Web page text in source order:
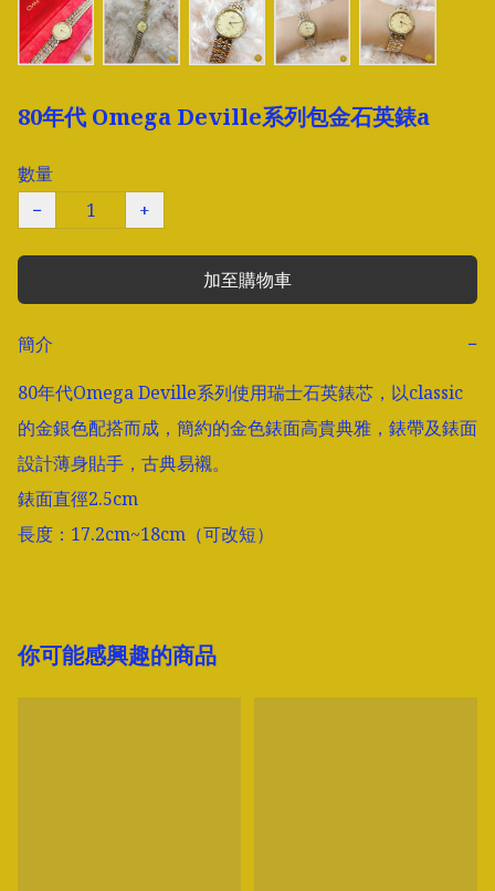
80年代 Omega Deville系列包金石英錶a
數量
−
+
加至購物車
簡介
−
80年代Omega Deville系列使用瑞士石英錶芯，以classic
的金銀色配搭而成，簡約的金色錶面高貴典雅，錶帶及錶面
設計薄身貼手，古典易襯。
錶面直徑2.5cm
長度：17.2cm~18cm（可改短）
你可能感興趣的商品